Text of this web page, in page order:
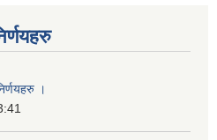
।